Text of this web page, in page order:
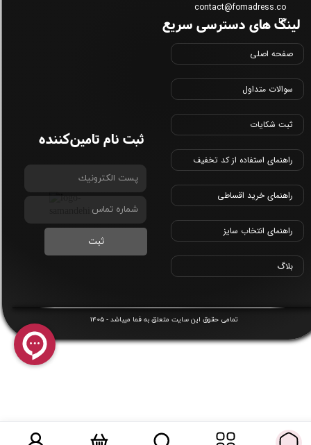
​تمامی حقوق این سایت متعلق بهفما میباشد -1405
contact@fomadress.co
m
لینک های دسترسی سریع
صفحه اصلی
سوالات متداول
ثبت شکایات
راهنمای استفاده از کد تخفیف
راهنمای خرید اقساطی
راهنمای انتخاب سایز
بلاگ
ثبت
ثبت نام تامین‌کننده